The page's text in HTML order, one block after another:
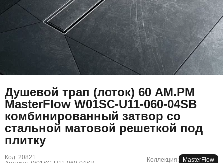
Душевой трап (лоток) 60 AM.PM
MasterFlow W01SC-U11-060-04SB
комбинированный затвор со
стальной матовой решеткой под
плитку
Код: 20821
Коллекция: MasterFlow